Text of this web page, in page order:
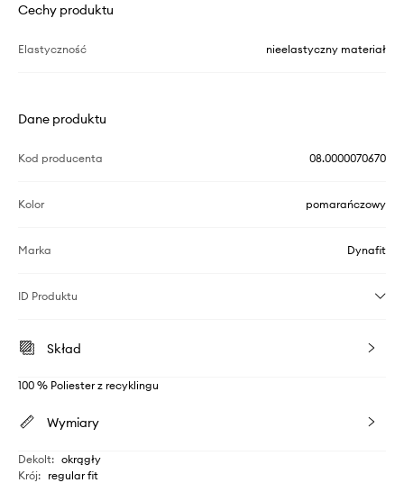
Cechy produktu
Elastyczność nieelastyczny materiał
Dane produktu
Kod producenta 08.0000070670
Kolor pomarańczowy
Marka Dynafit
ID Produktu
Skład
100 % Poliester z recyklingu
Wymiary
Dekolt: okrągły
Krój: regular fit